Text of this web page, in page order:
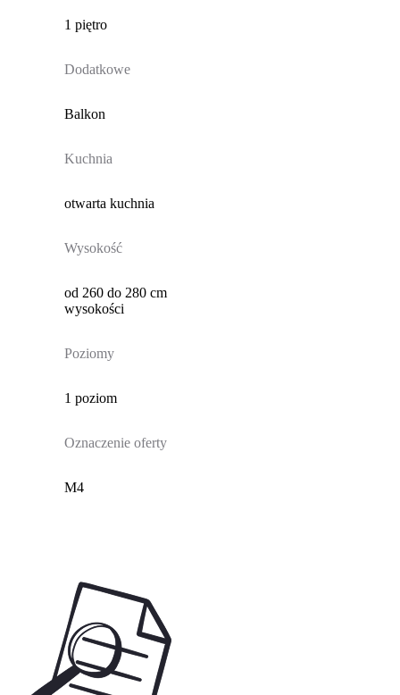
1 piętro
Dodatkowe
Balkon
Kuchnia
otwarta kuchnia
Wysokość
od 260 do 280 cm
wysokości
Poziomy
1 poziom
Oznaczenie oferty
M4